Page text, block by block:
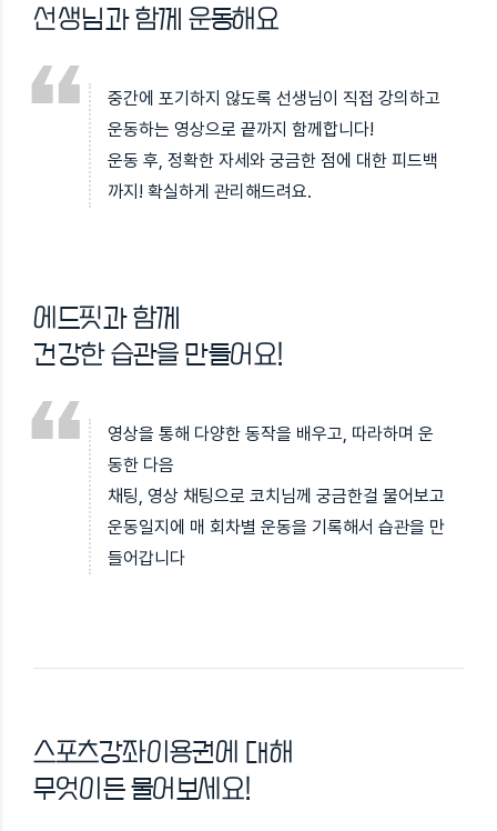
선생님과 함께 운동해요
중간에 포기하지 않도록 선생님이 직접 강의하고
운동하는 영상으로 끝까지 함께합니다!
운동 후, 정확한 자세와 궁금한 점에 대한 피드백
까지! 확실하게 관리해드려요.
에드핏과 함께
건강한 습관을 만들어요!
영상을 통해 다양한 동작을 배우고, 따라하며 운
동한 다음
채팅, 영상 채팅으로 코치님께 궁금한걸 물어보고
운동일지에 매 회차별 운동을 기록해서 습관을 만
들어갑니다
스포츠강좌이용권에 대해
무엇이든 물어보세요!